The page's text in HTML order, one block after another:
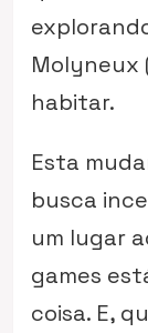
Molyneux
habitar.
Esta
busca
um lugar
games
coisa. E,